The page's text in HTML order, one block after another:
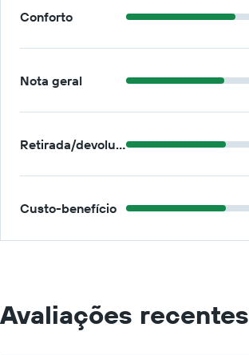
Conforto
Nota geral
Retirada/devolução
Custo-benefício
Avaliações recentes